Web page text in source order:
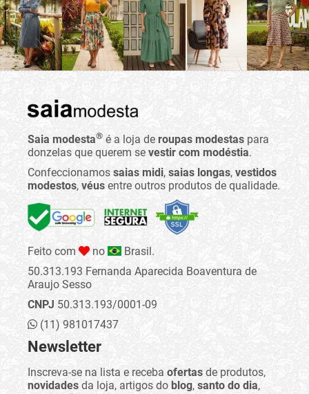
Saia modesta® é a loja de roupas modestas para
donzelas que querem se vestir com modéstia.
Confeccionamos saias midi, saias longas, vestidos
modestos, véus entre outros produtos de qualidade.
Feito com no
Brasil.
50.313.193 Fernanda Aparecida Boaventura de
Araujo Sesso
CNPJ50.313.193/0001-09
(11) 981017437
Newsletter
Inscreva-se na lista e receba ofertas de produtos,
novidades da loja, artigos do blog, santo do dia,